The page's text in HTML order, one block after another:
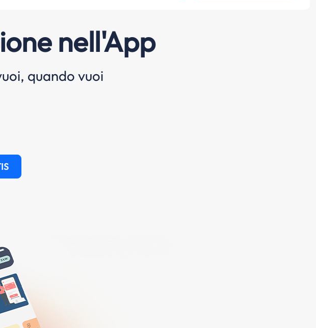
nell'App
quando vuoi